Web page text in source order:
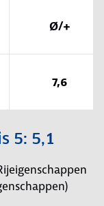
Ø/+
7,6
5: 5,1